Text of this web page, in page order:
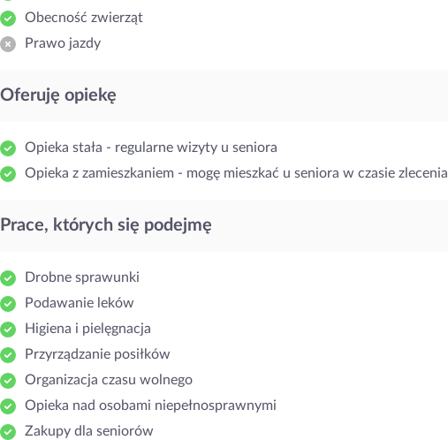
Obecność zwierząt
Prawo jazdy
Oferuję opiekę
Opieka stała - regularne wizyty u seniora
Opieka z zamieszkaniem - mogę mieszkać u seniora w czasie zlecenia
Prace, których się podejmę
Drobne sprawunki
Podawanie leków
Higiena i pielęgnacja
Przyrządzanie posiłków
Organizacja czasu wolnego
Opieka nad osobami niepełnosprawnymi
Zakupy dla seniorów